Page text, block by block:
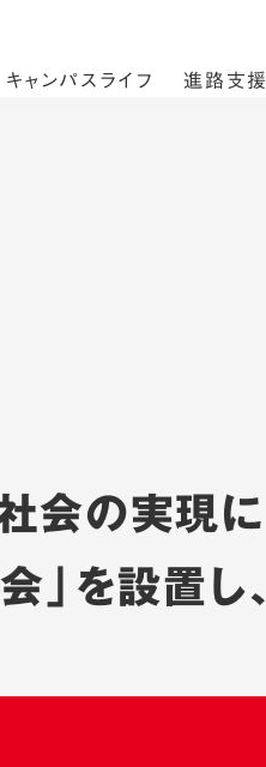
キャンパスライフ 進路支援
会の実現に
を設置し、